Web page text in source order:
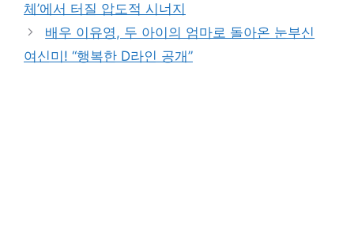
체’에서 터질 압도적 시너지
배우 이유영, 두 아이의 엄마로 돌아온 눈부신
여신미! “행복한 D라인 공개”